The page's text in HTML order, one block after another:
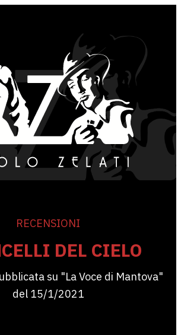
RECENSIONI
DEL CIELO
su "La Voce di Mantova"
del 15/1/2021